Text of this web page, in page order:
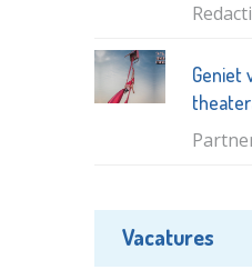
Geniet
Vacatures